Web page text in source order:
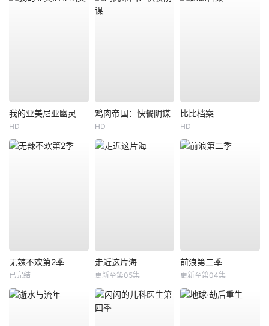
我的亚美尼亚幽灵
HD
鸡肉帝国：快餐阴谋
HD
比比档案
HD
无辣不欢第2季
已完结
走近这片海
更新至第05集
前浪第二季
更新至第04集